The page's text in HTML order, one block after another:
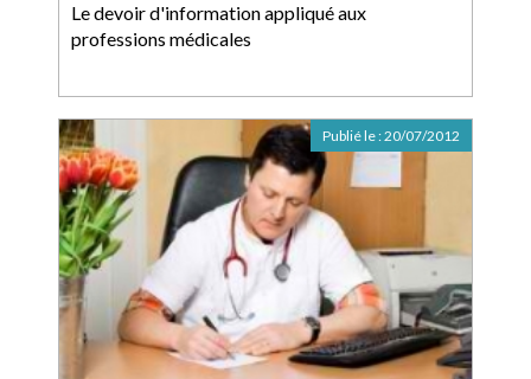
Le devoir d'information appliqué aux
professions médicales
Publié le :20/07/2012